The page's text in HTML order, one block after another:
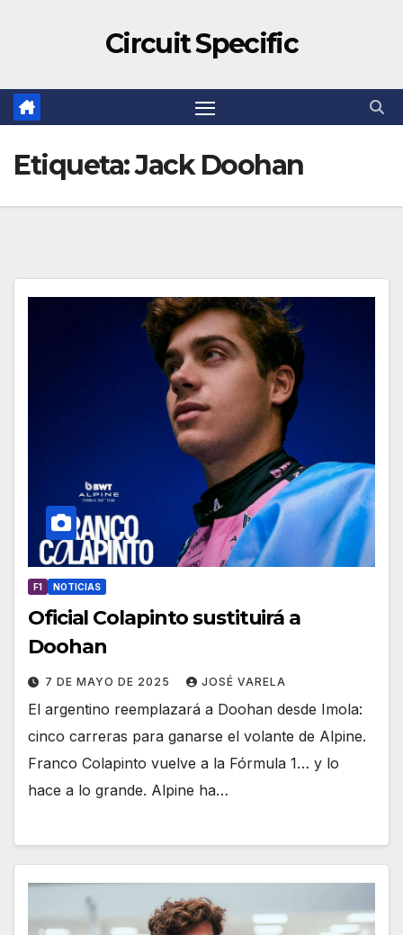
Circuit Specific
Etiqueta:Jack Doohan
F1 NOTICIAS
Oficial Colapinto sustituirá a
Doohan
7 DE MAYO DE 2025 JOSÉ VARELA
El argentino reemplazará a Doohan desde Imola:
cinco carreras para ganarse el volante de Alpine.
Franco Colapinto vuelve a la Fórmula 1… y lo
hace a lo grande. Alpine ha…